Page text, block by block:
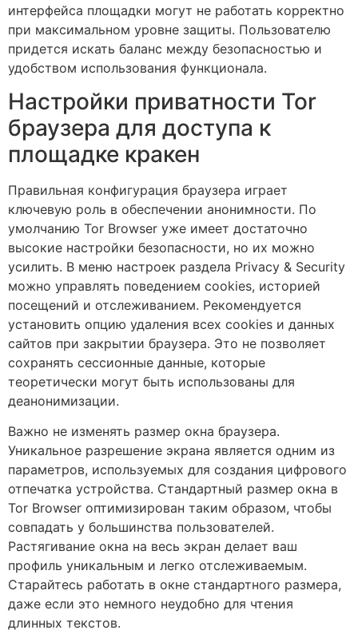
интерфейса площадки могут не работать корректно
при максимальном уровне защиты. Пользователю
придется искать баланс между безопасностью и
удобством использования функционала.
Настройки приватности Tor
браузера для доступа к
площадке кракен
Правильная конфигурация браузера играет
ключевую роль в обеспечении анонимности. По
умолчанию Tor Browser уже имеет достаточно
высокие настройки безопасности, но их можно
усилить. В меню настроек раздела Privacy & Security
можно управлять поведением cookies, историей
посещений и отслеживанием. Рекомендуется
установить опцию удаления всех cookies и данных
сайтов при закрытии браузера. Это не позволяет
сохранять сессионные данные, которые
теоретически могут быть использованы для
деанонимизации.
Важно не изменять размер окна браузера.
Уникальное разрешение экрана является одним из
параметров, используемых для создания цифрового
отпечатка устройства. Стандартный размер окна в
Tor Browser оптимизирован таким образом, чтобы
совпадать у большинства пользователей.
Растягивание окна на весь экран делает ваш
профиль уникальным и легко отслеживаемым.
Старайтесь работать в окне стандартного размера,
даже если это немного неудобно для чтения
длинных текстов.